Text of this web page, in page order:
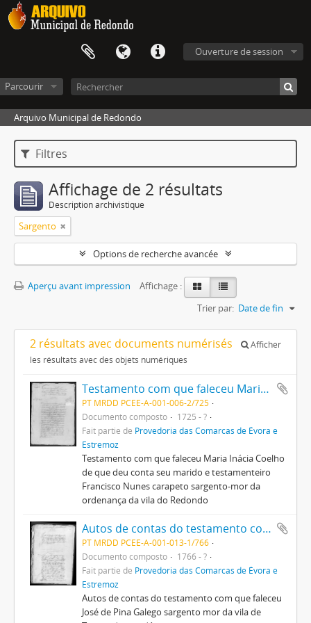
Ouverture de session
Parcourir
Arquivo Municipal de Redondo
Filtres
Affichage de 2 résultats
Description archivistique
Sargento
Options de recherche avancée
Aperçu avant impression
Affichage :
Trier par: Date de fin
2 résultats avec documents numérisés
Afficher
les résultats avec des objets numériques
Testamento com que faleceu Maria Inácia Coelho
PT MRDD PCEE-A-001-006-2/725
Documento composto
1725 - ?
Fait partie de Provedoria das Comarcas de Évora e
Estremoz
Testamento com que faleceu Maria Inácia Coelho
de que deu conta seu marido e testamenteiro
Francisco Nunes carapeto sargento-mor da
ordenança da vila do Redondo
Autos de contas do testamento com que faleceu José de Pina Galego
PT MRDD PCEE-A-001-013-1/766
Documento composto
1766 - ?
Fait partie de Provedoria das Comarcas de Évora e
Estremoz
Autos de contas do testamento com que faleceu
José de Pina Galego sargento mor da vila de